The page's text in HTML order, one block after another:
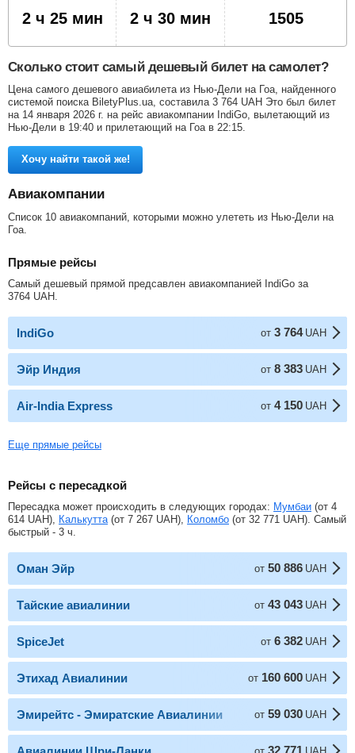
2 ч 25 мин 2 ч 30 мин 1505
Сколько стоит самый дешевый билет на самолет?
Цена самого дешевого авиабилета из Нью-Дели на Гоа, найденного
системой поиска BiletyPlus.ua, составила 3 764 UAH Это был билет
на 14 января 2026 г. на рейс авиакомпании IndiGo, вылетающий из
Нью-Дели в 19:40 и прилетающий на Гоа в 22:15.
Хочу найти такой же!
Авиакомпании
Список 10 авиакомпаний, которыми можно улететь из Нью-Дели на
Гоа.
Прямые рейсы
Самый дешевый прямой предсавлен авиакомпанией IndiGo за
3764 UAH
IndiGo от 3 764 UAH
Эйр Индия от 8 383 UAH
Air-India Express от 4 150 UAH
Еще прямые рейсы
Рейсы с пересадкой
Пересадка может происходить в следующих городах: Мумбаи (от 4
614 UAH), Калькутта (от 7 267 UAH), Коломбо (от 32 771 UAH). Самый
быстрый - 3 ч.
Оман Эйр от 50 886 UAH
Тайские авиалинии от 43 043 UAH
SpiceJet от 6 382 UAH
Этихад Авиалинии от 160 600 UAH
Эмирейтс - Эмиратские Авиалинии от 59 030 UAH
от 32 771 UAH